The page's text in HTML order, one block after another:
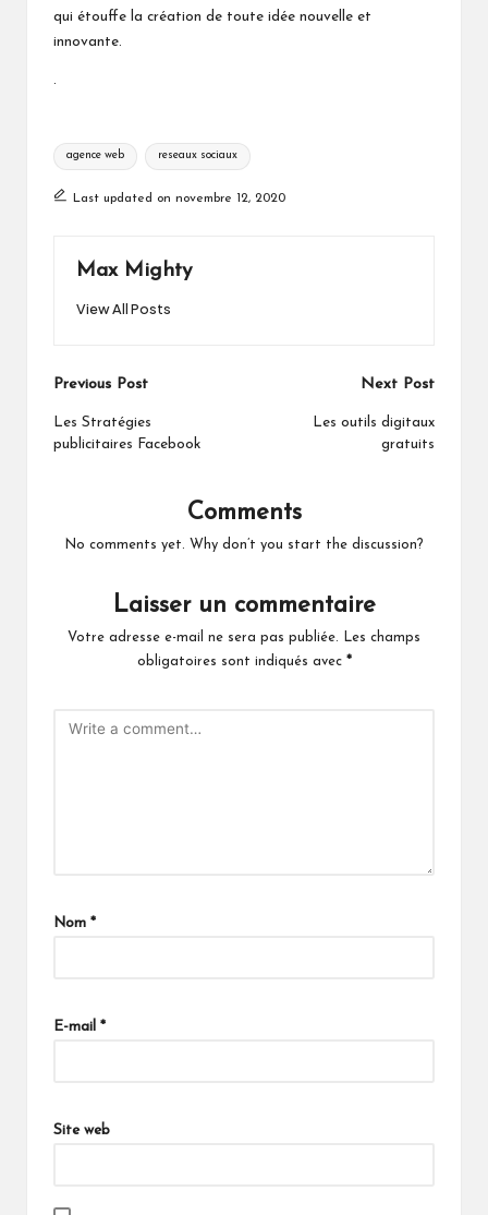
qui étouffe la création de toute idée nouvelle et
innovante.
Tags:
agence web reseaux sociaux
Last updated on novembre 12, 2020
Max Mighty
View All Posts
Post
navigation
Previous Post
Les Stratégies
publicitaires Facebook
Next Post
Les outils digitaux
gratuits
Comments
No comments yet. Why don’t you start the discussion?
Laisser un commentaire
Votre adresse e-mail ne sera pas publiée.
Les champs
obligatoires sont indiqués avec *
Nom *
E-mail *
Site web
lt